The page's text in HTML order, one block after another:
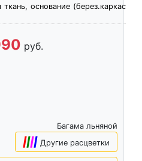
основание (берез.каркас
руб.
Багама льняной
|||| Другие расцветки